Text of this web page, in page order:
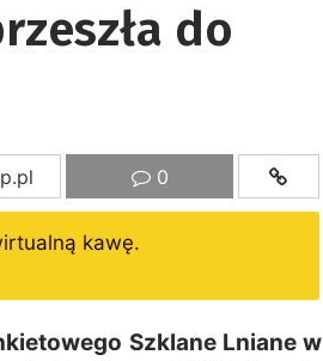
do
0
kawę.
Szklane Lniane w